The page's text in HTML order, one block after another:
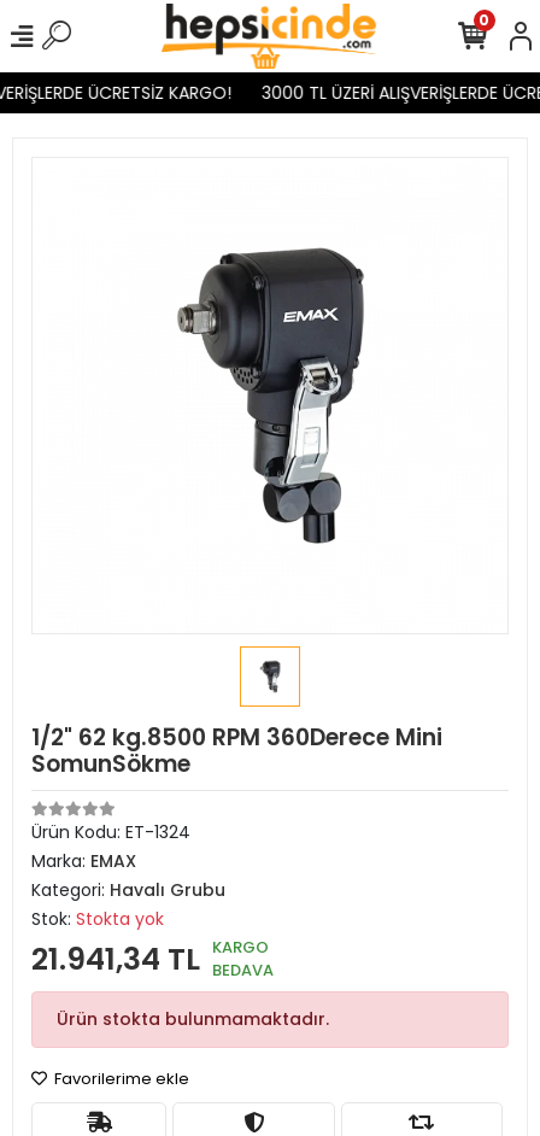
ÜCRETSİZ KARGO! 3000 TL ÜZERİ ALIŞVERİŞLERDE
0
1/2" 62 kg.8500 RPM 360Derece Mini
SomunSökme
Ürün Kodu: ET-1324
Marka: EMAX
Kategori: Havalı Grubu
Stok: Stokta yok
21.941,34 TL KARGO
BEDAVA
Ürün stokta bulunmamaktadır.
Favorilerime ekle